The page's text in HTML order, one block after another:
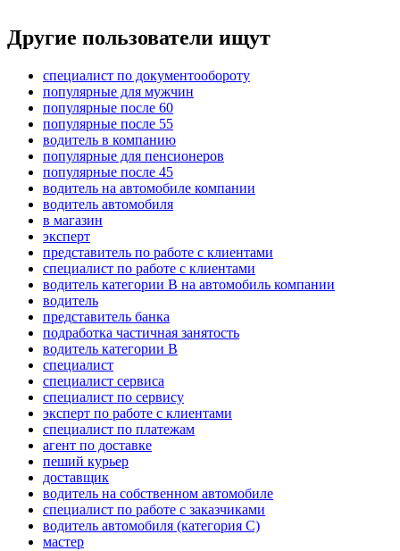
Другие пользователи ищут
специалист по документообороту
популярные для мужчин
популярные после 60
популярные после 55
водитель в компанию
популярные для пенсионеров
популярные после 45
водитель на автомобиле компании
водитель автомобиля
в магазин
эксперт
представитель по работе с клиентами
специалист по работе с клиентами
водитель категории B на автомобиль компании
водитель
представитель банка
подработка частичная занятость
водитель категории B
специалист
специалист сервиса
специалист по сервису
эксперт по работе с клиентами
специалист по платежам
агент по доставке
пеший курьер
доставщик
водитель на собственном автомобиле
специалист по работе с заказчиками
водитель автомобиля (категория C)
мастер